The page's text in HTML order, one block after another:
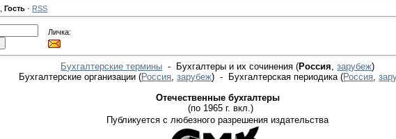
,Гость · RSS
Личка:
Бухгалтерские термины - Бухгалтеры и их сочинения (Россия ,зарубеж)
Бухгалтерские организации(Россия ,зарубеж) - Бухгалтерская периодика(Россия ,
Отечественные бухгалтеры
(по 1965 г. вкл.)
Публикуется с любезного разрешения издательства